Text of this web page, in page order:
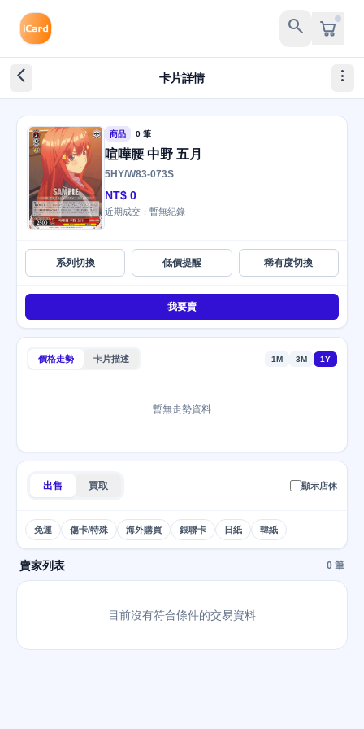
search
arrow_back_ios_new 卡片詳情 more_vert
商品 0 筆
喧嘩腰 中野 五月
5HY/W83-073S
NT$ 0
近期成交：暫無紀錄
系列切換 低價提醒 稀有度切換
我要賣
價格走勢 卡片描述 1M 3M 1Y
暫無走勢資料
出售 買取 顯示店休
免運 傷卡/特殊 海外購買 銀聯卡 日紙 韓紙
賣家列表 0 筆
目前沒有符合條件的交易資料